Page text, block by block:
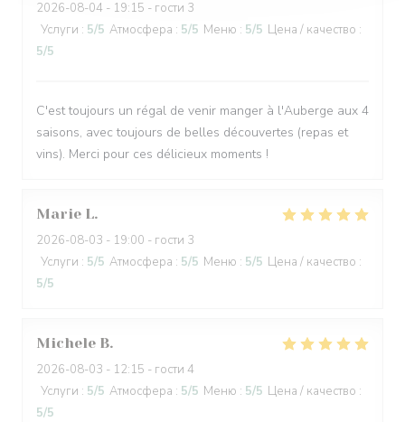
2026-08-04 - 19:15 - гости 3
Услуги : 5/5 Атмосфера : 5/5 Меню : 5/5 Цена / качество :
5/5
C'est toujours un régal de venir manger à l'Auberge aux 4
saisons, avec toujours de belles découvertes (repas et
vins). Merci pour ces délicieux moments !
Marie L
2026-08-03 - 19:00 - гости 3
Услуги : 5/5 Атмосфера : 5/5 Меню : 5/5 Цена / качество :
5/5
Michele B
2026-08-03 - 12:15 - гости 4
Услуги : 5/5 Атмосфера : 5/5 Меню : 5/5 Цена / качество :
5/5